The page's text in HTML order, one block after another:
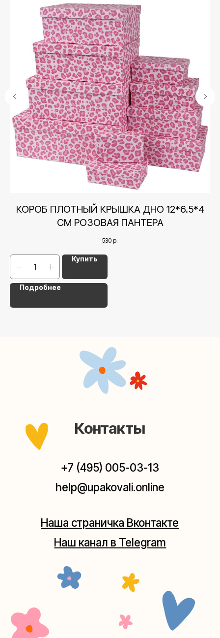
КОРОБ ПЛОТНЫЙ КРЫШКА ДНО 12*6.5*4
СМ РОЗОВАЯ ПАНТЕРА
530 р.
Купить
Подробнее
Контакты
Мастерские упаковки подарков работают без
(как пройти)
Москва, ул.Таганская, дом 25-27
Мастерская на Плющихе
Мастерская на Таганке
+7 (980) 495-03-13
+7 (980) 156-03-13
Наш канал в Telegram
Наша страничка Вконтакте
+7 (495) 005-03-13
help@upakovali.online